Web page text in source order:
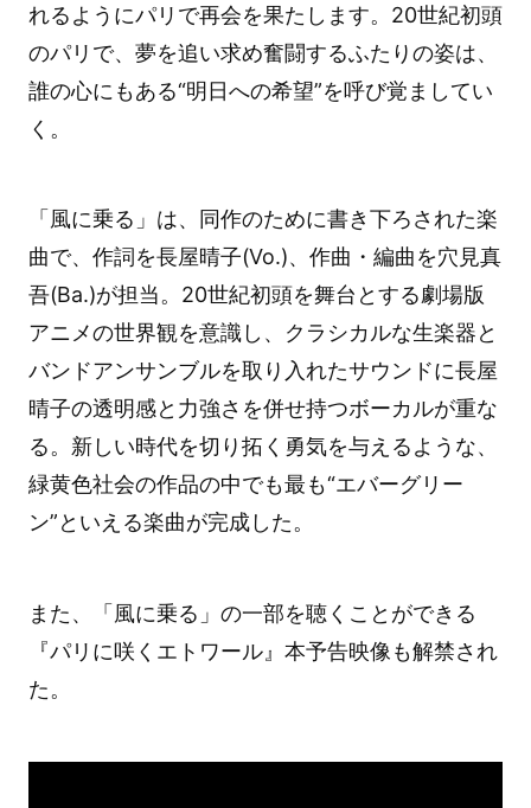
れるようにパリで再会を果たします。20世紀初頭
のパリで、夢を追い求め奮闘するふたりの姿は、
誰の心にもある“明日への希望”を呼び覚ましてい
く。
「風に乗る」は、同作のために書き下ろされた楽
曲で、作詞を長屋晴子(Vo.)、作曲・編曲を穴見真
吾(Ba.)が担当。20世紀初頭を舞台とする劇場版
アニメの世界観を意識し、クラシカルな生楽器と
バンドアンサンブルを取り入れたサウンドに長屋
晴子の透明感と力強さを併せ持つボーカルが重な
る。新しい時代を切り拓く勇気を与えるような、
緑黄色社会の作品の中でも最も“エバーグリー
ン”といえる楽曲が完成した。
また、「風に乗る」の一部を聴くことができる
『パリに咲くエトワール』本予告映像も解禁され
た。